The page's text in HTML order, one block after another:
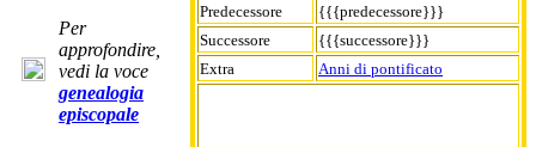
Predecessore
{{{predecessore}}}
Successore
{{{successore}}}
Extra
Anni di pontificato
Per
approfondire,
vedi la voce
genealogia
episcopale